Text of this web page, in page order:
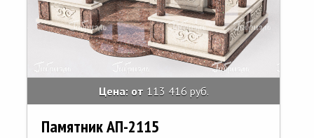
Цена: от 113 416 руб.
Памятник АП-2115